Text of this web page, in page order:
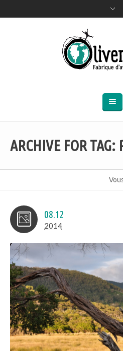
ARCHIVE FOR TAG:
08.12
2014